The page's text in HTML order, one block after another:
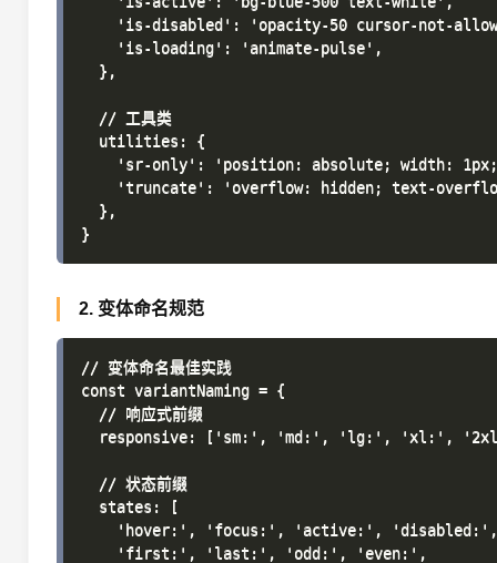
'is-disabled': 'opacity-50 cursor-not-
    'is-loading': 'animate-pulse',
  },
  // 工具类
  utilities: {
'sr-only': 'position: absolute; width:
'truncate': 'overflow: hidden; text-
  },
2. 变体命名规范
// 变体命名最佳实践
const variantNaming = {
  // 响应式前缀
responsive: ['sm:', 'md:', 'lg:', 'xl:',
  // 状态前缀
  states: [
    'hover:', 'focus:', 'active:', 'disabled:',
    'first:', 'last:', 'odd:', 'even:',